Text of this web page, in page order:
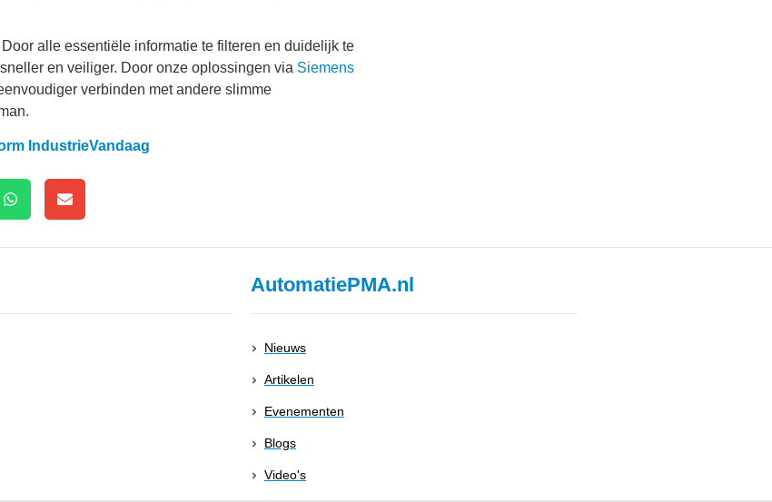
alle essentiële informatie te filteren en duidelijk te
en veiliger. Door onze oplossingen via Siemens
verbinden met andere slimme
IndustrieVandaag
AutomatiePMA.nl
Nieuws
Artikelen
Evenementen
Blogs
Video's